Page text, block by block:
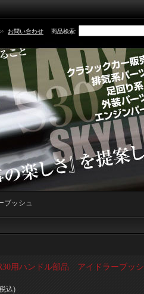
お問い合わせ 商品検索:
ブッシュ
用ハンドル部品 アイドラーブッシ
込)